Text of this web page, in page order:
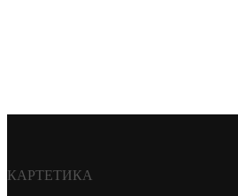
КАРТЕТИКА